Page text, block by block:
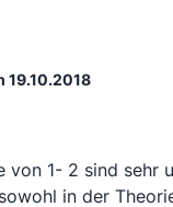
19.10.2018
von 1- 2 sind sehr
in der